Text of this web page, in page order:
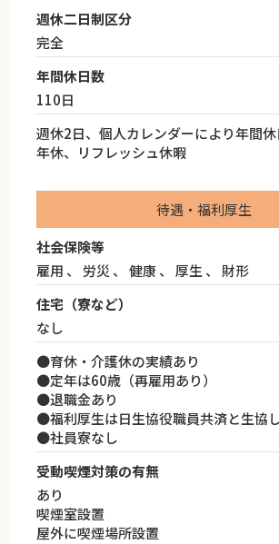
週休二日制区分
完全
年間休日数
110日
週休2日、個人カレンダーにより年間
年休、リフレッシュ休暇
待遇・福利厚生
社会保険等
雇用 、 労災 、 健康 、 厚生 、 財形
住宅（寮など）
なし
●育休・介護休の実績あり
●定年は60歳（再雇用あり）
●退職金あり
●福利厚生は日生協役職員共済と生協
●社員寮なし
受動喫煙対策の有無
あり
喫煙室設置
屋外に喫煙場所設置